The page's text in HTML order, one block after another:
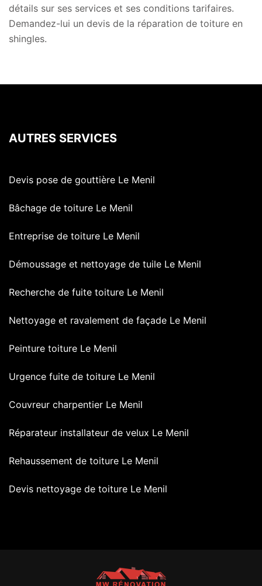
détails sur ses services et ses conditions tarifaires.
Demandez-lui un devis de la réparation de toiture en
shingles.
AUTRES SERVICES
Devis pose de gouttière Le Menil
Bâchage de toiture Le Menil
Entreprise de toiture Le Menil
Démoussage et nettoyage de tuile Le Menil
Recherche de fuite toiture Le Menil
Nettoyage et ravalement de façade Le Menil
Peinture toiture Le Menil
Urgence fuite de toiture Le Menil
Couvreur charpentier Le Menil
Réparateur installateur de velux Le Menil
Rehaussement de toiture Le Menil
Devis nettoyage de toiture Le Menil